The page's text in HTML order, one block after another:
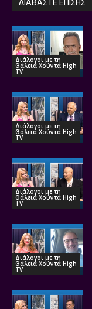
ΔΙΑΒΑΣΤΕ ΕΠΙΣΗΣ
Διάλογοι με τη
Θάλεια Χούντα High
TV
Διάλογοι με τη
Θάλεια Χούντα High
TV
Διάλογοι με τη
Θάλεια Χούντα High
TV
Διάλογοι με τη
Θάλεια Χούντα High
TV